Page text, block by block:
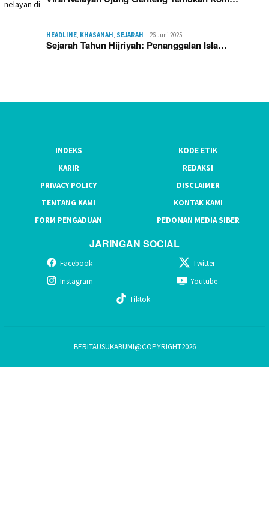
HEADLINE, KHASANAH, SEJARAH 26 Juni 2025
Sejarah Tahun Hijriyah: Penanggalan Isla…
INDEKS
KODE ETIK
KARIR
REDAKSI
PRIVACY POLICY
DISCLAIMER
TENTANG KAMI
KONTAK KAMI
FORM PENGADUAN
PEDOMAN MEDIA SIBER
JARINGAN SOCIAL
Facebook
Twitter
Instagram
Youtube
Tiktok
BERITAUSUKABUMI@COPYRIGHT2026